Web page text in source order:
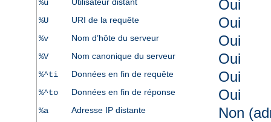
%u Utilisateur distant Oui
%U URI de la requête Oui
%v Nom d’hôte du serveur Oui
%V Nom canonique du serveur Oui
%^ti Données en fin de requête Oui
%^to Données en fin de réponse Oui
%a Adresse IP distante Non